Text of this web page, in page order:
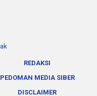
REDAKSI
PEDOMAN MEDIA SIBER
DISCLAIMER